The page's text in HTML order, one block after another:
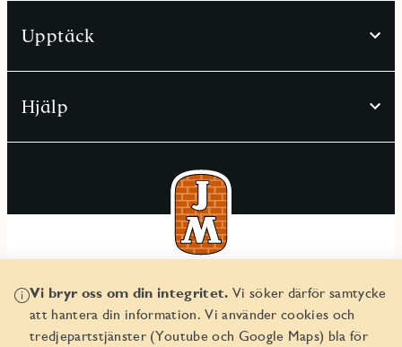
Vi bryr oss om din integritet. Vi söker därför samtycke
att hantera din information. Vi använder cookies och
tredjepartstjänster (Youtube och Google Maps) bla för
Upptäck
Hjälp
© JM AB 2026
Organisationsnummer 556045-2103